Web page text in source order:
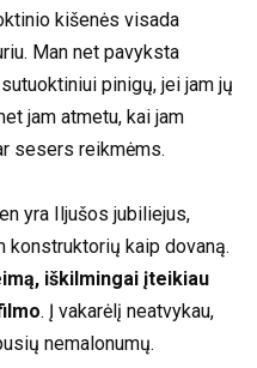
kišenės visada
Man net pavyksta
pinigų, jei jam jų
jam atmetu, kai jam
sesers reikmėms.
yra Iljušos jubiliejus,
konstruktorių kaip dovaną.
iškilmingai įteikiau
. Į vakarėlį neatvykau,
nemalonumų.